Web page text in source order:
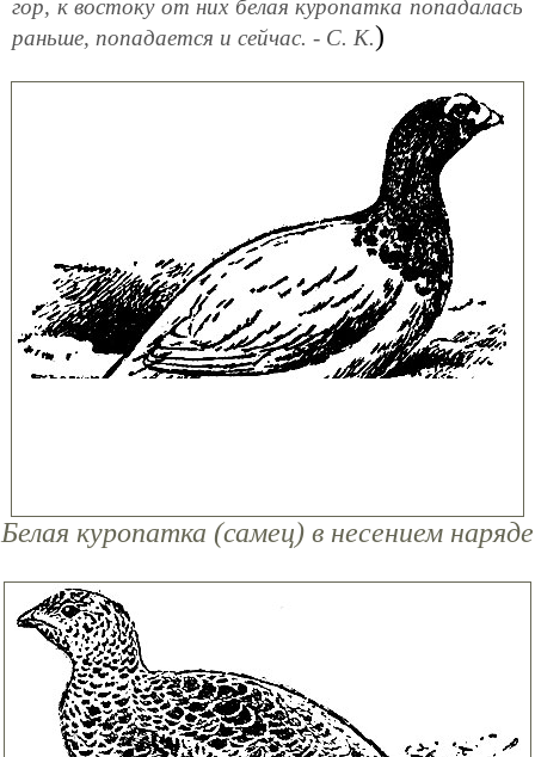
гор, к востоку от них белая куропатка попадалась
раньше, попадается и сейчас. - С. К.)
Белая куропатка (самец) в несением наряде